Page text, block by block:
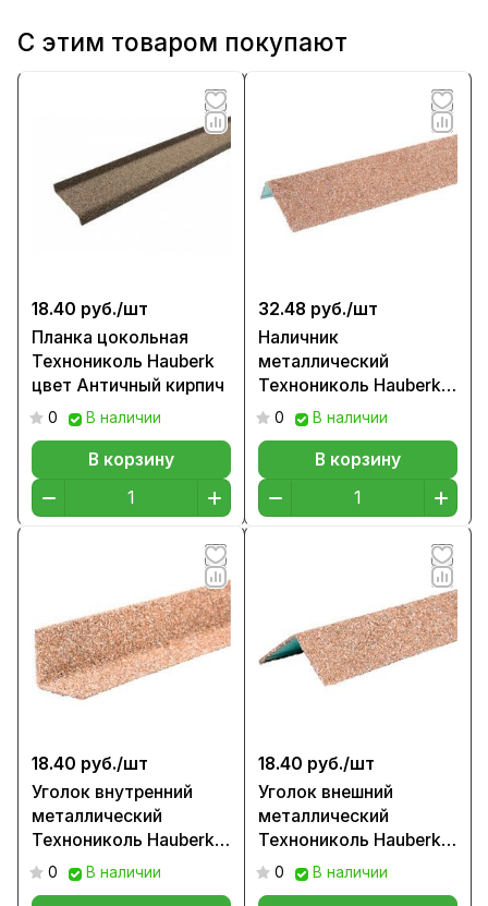
С этим товаром покупают
18.40 руб./шт
Планка цокольная
Технониколь Hauberk
цвет Античный кирпич
0 В наличии
В корзину
32.48 руб./шт
Наличник
металлический
Технониколь Hauberk
цвет Античный кирпич
0 В наличии
В корзину
18.40 руб./шт
Уголок внутренний
металлический
Технониколь Hauberk,
Античный кирпич
0 В наличии
18.40 руб./шт
Уголок внешний
металлический
Технониколь Hauberk
цвет Античный кирпич
0 В наличии